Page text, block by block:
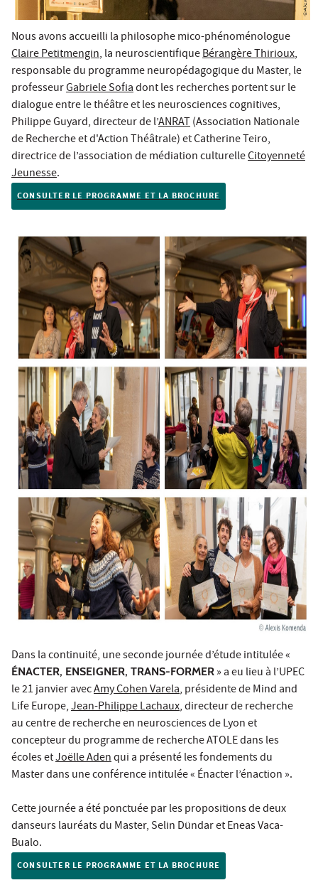
Nous avons accueilli la philosophe mico-phénoménologue
Claire Petitmengin, la neuroscientifiqueBérangère Thirioux,
responsable du programme neuropédagogique du Master, le
professeurGabriele Sofiadont les recherches portent sur le
dialogue entre le théâtre et les neurosciences cognitives,
Philippe Guyard, directeur de l’ANRAT(Association Nationale
de Recherche et d'Action Théâtrale) et Catherine Teiro,
directrice de l’association de médiation culturelleCitoyenneté
Jeunesse.
CONSULTER LE PROGRAMME ET LA BROCHURE
Dans la continuité, une seconde journée d’étude intitulée «
ÉNACTER, ENSEIGNER, TRANS-FORMER » a eu lieu à l’UPEC
le 21 janvier avecAmy Cohen Varela, présidente de Mind and
Life Europe,Jean-Philippe Lachaux, directeur de recherche
au centre de recherche en neurosciences de Lyon et
concepteur du programme de recherche ATOLE dans les
écoles etJoëlle Adenqui a présenté les fondements du
Master dans une conférence intitulée « Énacter l’énaction ».
Cette journée a été ponctuée par les propositions de deux
danseurs lauréats du Master, Selin Dündar et Eneas Vaca-
Bualo.
CONSULTER LE PROGRAMME ET LA BROCHURE